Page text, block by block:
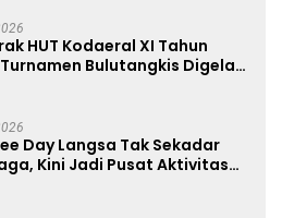
HUT Kodaeral XI Tahun
Bulutangkis Digelar
Day Langsa Tak Sekadar
Kini Jadi Pusat Aktivitas